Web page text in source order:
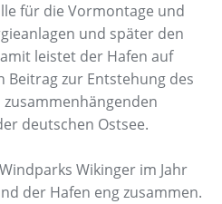
für die Vormontage und
und später den
leistet der Hafen auf
Beitrag zur Entstehung des
deutschen Ostsee.
Wikinger im Jahr
der Hafen eng zusammen.